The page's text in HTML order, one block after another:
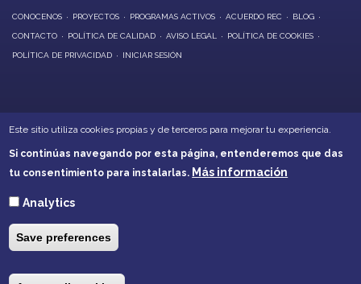
CONOCENOS PROYECTOS PROGRAMAS ACTIVOS ACUERDO REC BLOG
CONTACTO POLÍTICA DE CALIDAD AVISO LEGAL POLÍTICA DE COOKIES
POLÍTICA DE PRIVACIDAD INICIAR SESIÓN
Calle Soledad, 21 - Villarrubia de los Ojos
Teléfonos: 926260001 - 926266632
akd@akd-cr.com
Los buenos equipos acaban por ser grandes equipos cuando
sus integrantes confían los unos en los otros lo suficiente para
Este sitio utiliza cookies propias y de terceros para mejorar tu experiencia.
Si continúas navegando por esta página, entenderemos que das
tu consentimiento para instalarlas. Más información
Analytics
Save preferences